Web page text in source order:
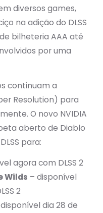
diversos games,
na adição do DLSS
bilheteria AAA até
por uma
continuam a
Resolution) para
O novo NVIDIA
aberto de Diablo
para:
agora com DLSS 2
Wilds – disponível
2
dia 28 de